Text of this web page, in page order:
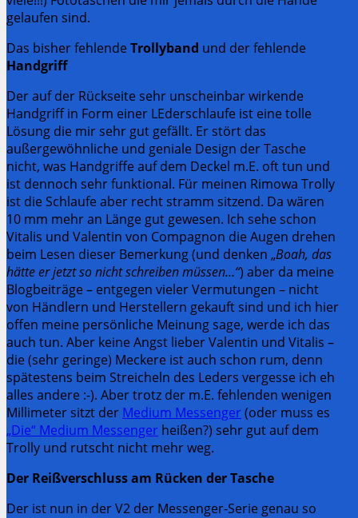
gelaufen sind.
Das bisher fehlendeTrollyband und der fehlende
Handgriff
Der auf der Rückseite sehr unscheinbar wirkende
Handgriff in Form einer LEderschlaufe ist eine tolle
Lösung die mir sehr gut gefällt. Er stört das
außergewöhnliche und geniale Design der Tasche
nicht, was Handgriffe auf dem Deckel m.E. oft tun und
ist dennoch sehr funktional. Für meinen Rimowa Trolly
ist die Schlaufe aber recht stramm sitzend. Da wären
10 mm mehr an Länge gut gewesen. Ich sehe schon
Vitalis und Valentin von Compagnon die Augen drehen
beim Lesen dieser Bemerkung (und denken „Boah, das
hätte er jetzt so nicht schreiben müssen…“) aber da meine
Blogbeiträge – entgegen vieler Vermutungen – nicht
von Händlern und Herstellern gekauft sind und ich hier
offen meine persönliche Meinung sage, werde ich das
auch tun. Aber keine Angst lieber Valentin und Vitalis –
die (sehr geringe) Meckere ist auch schon rum, denn
spätestens beim Streicheln des Leders vergesse ich eh
alles andere :-). Aber trotz der m.E. fehlenden wenigen
Millimeter sitzt der Medium Messenger (oder muss es
„Die“ Medium Messenger heißen?) sehr gut auf dem
Trolly und rutscht nicht mehr weg.
Der Reißverschluss am Rücken der Tasche
Der ist nun in der V2 der Messenger-Serie genau so